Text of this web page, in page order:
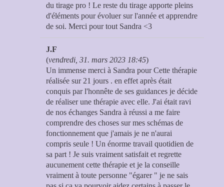
du tirage pro ! Le reste du tirage apporte pleins
d'éléments pour évoluer sur l'année et apprendre
de soi. Merci pour tout Sandra <3
J.F
(vendredi, 31. mars 2023 18:45)
Un immense merci à Sandra pour Cette thérapie
réalisée sur 21 jours . en effet après était
conquis par l'honnête de ses guidances je décide
de réaliser une thérapie avec elle. J'ai était ravi
de nos échanges Sandra à réussi a me faire
comprendre des choses sur mes schémas de
fonctionnement que j'amais je ne n'aurai
compris seule ! Un énorme travail quotidien de
sa part ! Je suis vraiment satisfait et regrette
aucunement cette thérapie et je la conseille
vraiment à toute personne "égarer " je ne sais